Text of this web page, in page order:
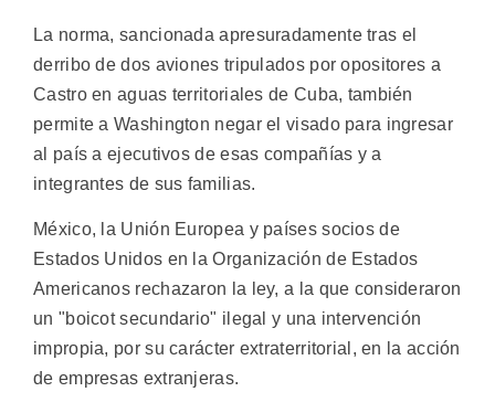
La norma, sancionada apresuradamente tras el
derribo de dos aviones tripulados por opositores a
Castro en aguas territoriales de Cuba, también
permite a Washington negar el visado para ingresar
al país a ejecutivos de esas compañías y a
integrantes de sus familias.
México, la Unión Europea y países socios de
Estados Unidos en la Organización de Estados
Americanos rechazaron la ley, a la que consideraron
un "boicot secundario" ilegal y una intervención
impropia, por su carácter extraterritorial, en la acción
de empresas extranjeras.